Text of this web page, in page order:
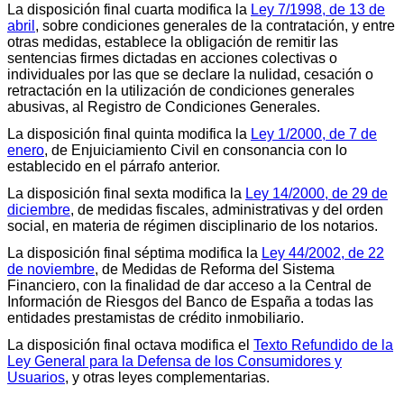
La disposición final cuarta modifica la Ley 7/1998, de 13 de
abril , sobre condiciones generales de la contratación, y entre
otras medidas, establece la obligación de remitir las
sentencias firmes dictadas en acciones colectivas o
individuales por las que se declare la nulidad, cesación o
retractación en la utilización de condiciones generales
abusivas, al Registro de Condiciones Generales.
La disposición final quinta modifica la Ley 1/2000, de 7 de
enero, de Enjuiciamiento Civil en consonancia con lo
establecido en el párrafo anterior.
La disposición final sexta modifica la Ley 14/2000, de 29 de
diciembre, de medidas fiscales, administrativas y del orden
social, en materia de régimen disciplinario de los notarios.
La disposición final séptima modifica la Ley 44/2002, de 22
de noviembre, de Medidas de Reforma del Sistema
Financiero, con la finalidad de dar acceso a la Central de
Información de Riesgos del Banco de España a todas las
entidades prestamistas de crédito inmobiliario.
La disposición final octava modifica el Texto Refundido de la
Ley General para la Defensa de los Consumidores y
Usuarios, y otras leyes complementarias.